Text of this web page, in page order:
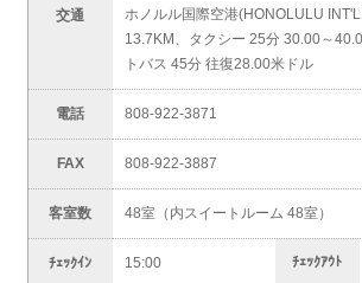
交通
ホノルル国際空港(HONOLULU
13.7KM、タクシー 25分 30.00～
トバス 45分 往復28.00米ドル
電話 808-922-3871
FAX 808-922-3887
客室数 48室（内スイートルーム 48室）
ﾁｪｯｸｲﾝ 15:00 ﾁｪｯｸｱｳﾄ